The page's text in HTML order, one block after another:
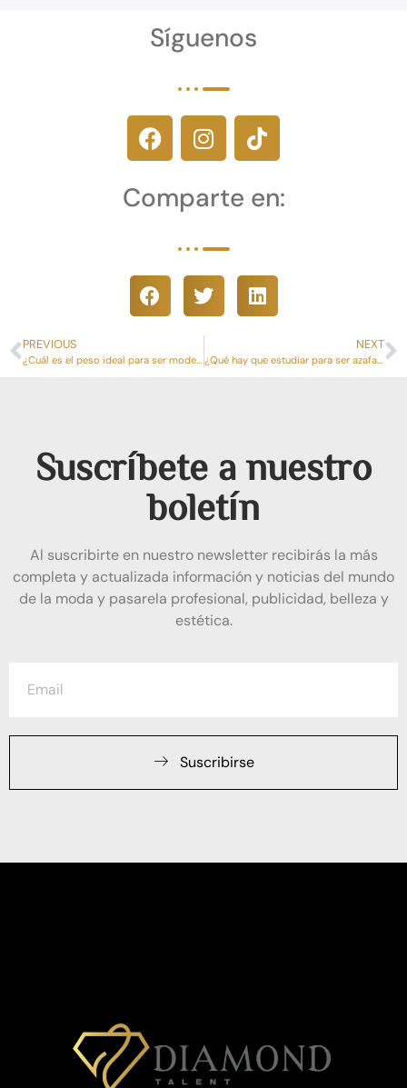
Síguenos
Comparte en:
PREVIOUS
¿Cuál es el peso ideal para ser modelo?
NEXT
¿Qué hay que estudiar para ser azafata de eventos?
Suscríbete a nuestro
boletín
Al suscribirte en nuestro newsletter recibirás la más
completa y actualizada información y noticias del mundo
de la moda y pasarela profesional, publicidad, belleza y
estética.
Suscribirse